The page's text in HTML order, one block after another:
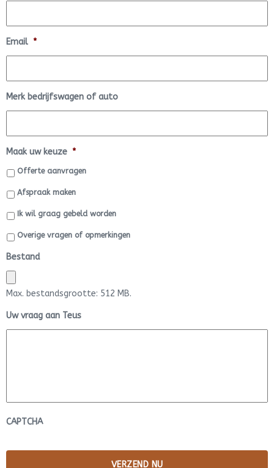
Email *
Merk bedrijfswagen of auto
Maak uw keuze *
Offerte aanvragen
Afspraak maken
Ik wil graag gebeld worden
Overige vragen of opmerkingen
Bestand
Max. bestandsgrootte: 512 MB.
Uw vraag aan Teus
CAPTCHA